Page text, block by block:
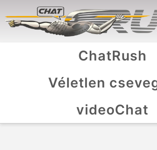
ChatRush
Véletlen
videoChat